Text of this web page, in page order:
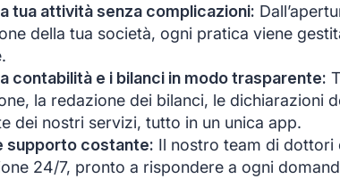
tua attività senza complicazioni:
della tua società, ogni pratica viene
contabilità e i bilanci in modo trasparente:
la redazione dei bilanci, le dichiarazioni
dei nostri servizi, tutto in un unica app.
supporto costante: Il nostro team di dottori
24/7, pronto a rispondere a ogni